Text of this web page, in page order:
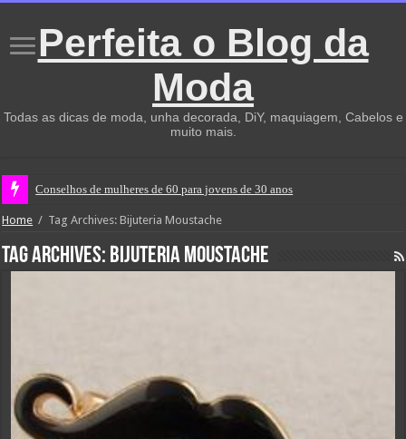
Perfeita o Blog da
Moda
Todas as dicas de moda, unha decorada, DiY, maquiagem, Cabelos e
muito mais.
Conselhos de mulheres de 60 para jovens de 30 anos
Home / Tag Archives: Bijuteria Moustache
Tag Archives: Bijuteria Moustache